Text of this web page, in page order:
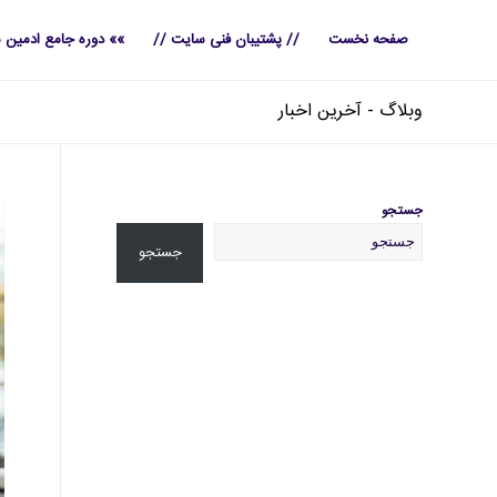
صفحه نخست // پشتیبان فنی سایت // »» دوره جامع
وبلاگ - آخرین اخبار
جستجو
جستجو